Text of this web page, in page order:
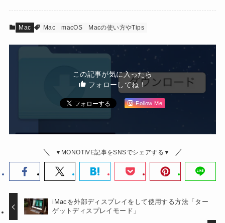
Mac Mac macOS Macの使い方やTips
この記事が気に入ったら
フォローしてね！
Follow Me
▼MONOTIVE記事をSNSでシェアする▼
iMacを外部ディスプレイをして使用する方法「ター
ゲットディスプレイモード」